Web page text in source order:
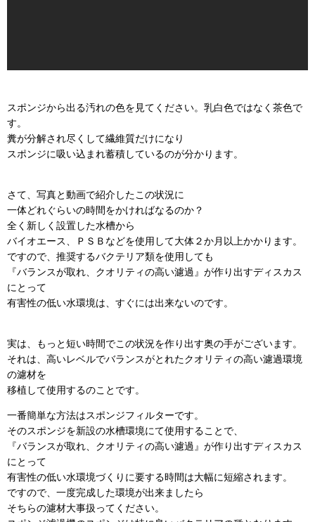
スポンジから出る汚れの色を見てください。乳白色ではなく茶色で
す。
糞が分解され尽くして繊維質だけになり
スポンジに吸い込まれ蓄積しているのが分かります。
さて、写真と動画で紹介したこの状況に
一体どれぐらいの時間をかければなるのか？
全く新しく設置した水槽から
バイオエース、ＰＳＢなどを使用して大体２か月以上かかります。
ですので、推奨するバクテリア類を使用しても
『バランスが取れ、クオリティの高い濾過』が作り出すディスカス
にとって
有害性の低い水環境は、すぐには出来ないのです。
実は、もっと短い時間でこの状況を作り出す奥の手がございます。
それは、高いレベルでバランスがとれたクオリティの高い濾過環境
の濾材を
移植して使用するのことです。
一番簡単な方法はスポンジフィルターです。
そのスポンジを新設の水槽環境にて使用することで、
『バランスが取れ、クオリティの高い濾過』が作り出すディスカス
にとって
有害性の低い水環境づくりに要する時間は大幅に短縮されます。
ですので、一度完成した環境が出来ましたら
そちらの濾材大事扱ってください。